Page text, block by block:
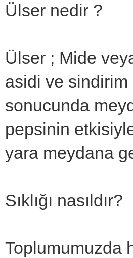
Ülser nedir ?
Ülser ; Mide
asidi ve sindirim
sonucunda
pepsinin
yara meydana
Sıklığı nasıldır?
Toplumumuzda